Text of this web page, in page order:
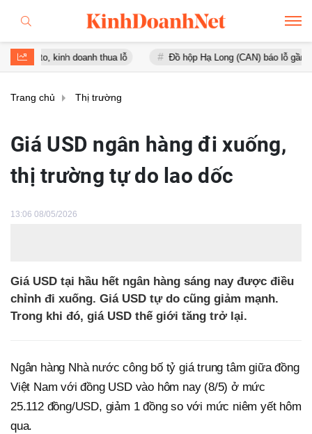
kinh doanh thua lỗ Đồ hộp Hạ Long (CAN) báo lỗ gần 16 tỷ
Trang chủ Thị trường
Giá USD ngân hàng đi xuống,
thị trường tự do lao dốc
13:06 08/05/2026
Giá USD tại hầu hết ngân hàng sáng nay được điều
chỉnh đi xuống. Giá USD tự do cũng giảm mạnh.
Trong khi đó, giá USD thế giới tăng trở lại.
Ngân hàng Nhà nước công bố tỷ giá trung tâm giữa đồng
Việt Nam với đồng USD vào hôm nay (8/5) ở mức
25.112 đồng/USD, giảm 1 đồng so với mức niêm yết hôm
qua.